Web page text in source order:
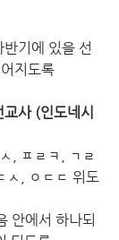
기에 있을 선
지도록
사 (인도네시
, ㅍㄹㅋ, ㄱㄹ
ㅅ, ㅇㄷㄷ 위도